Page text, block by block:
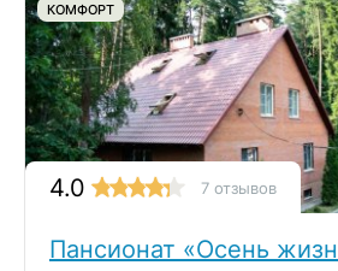
КОМФОРТ
4.0 7 отзывов
Пансионат «Осень